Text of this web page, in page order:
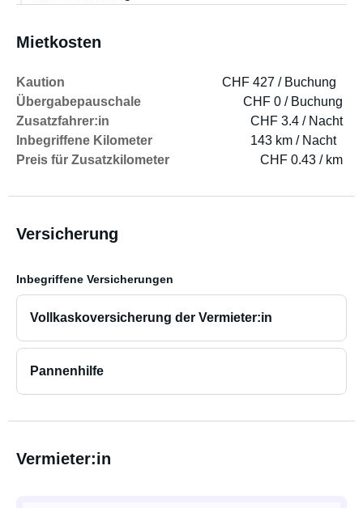
Mietkosten
Kaution
CHF 427 / Buchung
Übergabepauschale
CHF 0 / Buchung
Zusatzfahrer:in
CHF 3.4 / Nacht
Inbegriffene Kilometer
143 km / Nacht
Preis für Zusatzkilometer
CHF 0.43 / km
Versicherung
Inbegriffene Versicherungen
Vollkaskoversicherung der Vermieter:in
Pannenhilfe
Vermieter:in